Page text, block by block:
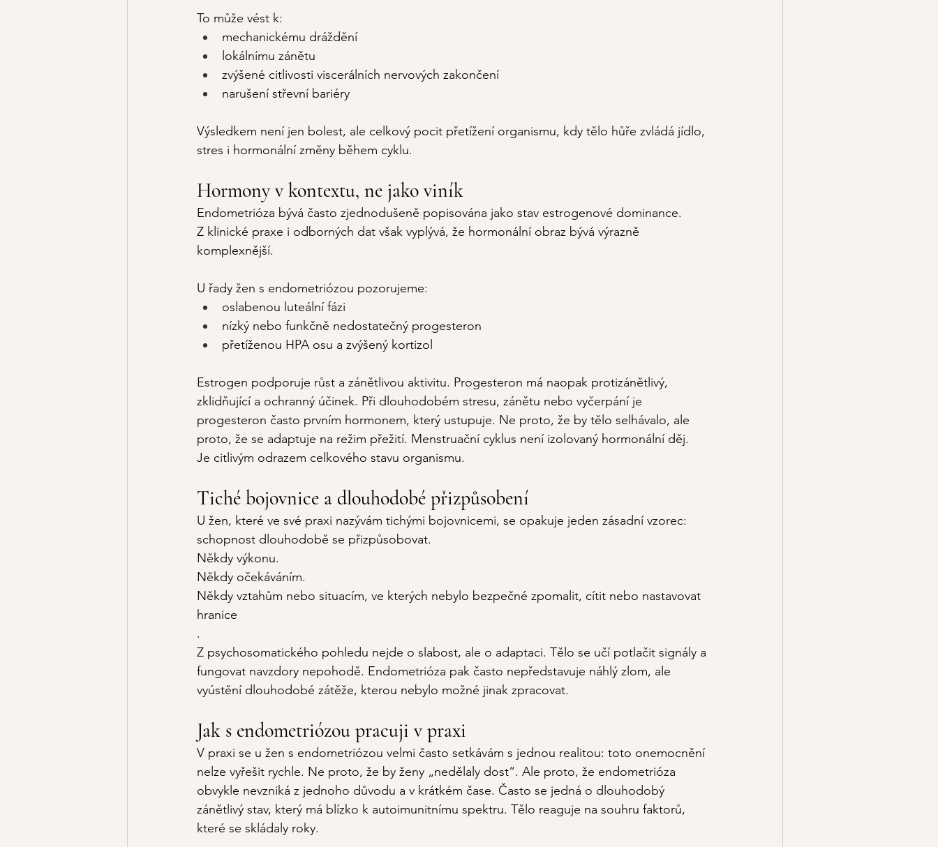
To může vést k:
mechanickému dráždění
lokálnímu zánětu
zvýšené citlivosti viscerálních nervových zakončení
narušení střevní bariéry
Výsledkem není jen bolest, ale celkový pocit přetížení organismu, kdy tělo hůře zvládá jídlo,
stres i hormonální změny během cyklu.
Hormony v kontextu, ne jako viník
Endometrióza bývá často zjednodušeně popisována jako stav estrogenové dominance.
Z klinické praxe i odborných dat však vyplývá, že hormonální obraz bývá výrazně
komplexnější.
U řady žen s endometriózou pozorujeme:
oslabenou luteální fázi
nízký nebo funkčně nedostatečný progesteron
přetíženou HPA osu a zvýšený kortizol
Estrogen podporuje růst a zánětlivou aktivitu. Progesteron má naopak protizánětlivý,
zklidňující a ochranný účinek. Při dlouhodobém stresu, zánětu nebo vyčerpání je
progesteron často prvním hormonem, který ustupuje. Ne proto, že by tělo selhávalo, ale
proto, že se adaptuje na režim přežití. Menstruační cyklus není izolovaný hormonální děj.
Je citlivým odrazem celkového stavu organismu.
Tiché bojovnice a dlouhodobé přizpůsobení
U žen, které ve své praxi nazývám tichými bojovnicemi, se opakuje jeden zásadní vzorec:
schopnost dlouhodobě se přizpůsobovat.
Někdy výkonu.
Někdy očekáváním.
Někdy vztahům nebo situacím, ve kterých nebylo bezpečné zpomalit, cítit nebo nastavovat
hranice
.
Z psychosomatického pohledu nejde o slabost, ale o adaptaci. Tělo se učí potlačit signály a
fungovat navzdory nepohodě. Endometrióza pak často nepředstavuje náhlý zlom, ale
vyústění dlouhodobé zátěže, kterou nebylo možné jinak zpracovat.
Jak s endometriózou pracuji v praxi
V praxi se u žen s endometriózou velmi často setkávám s jednou realitou: toto onemocnění
nelze vyřešit rychle. Ne proto, že by ženy „nedělaly dost“. Ale proto, že endometrióza
obvykle nevzniká z jednoho důvodu a v krátkém čase. Často se jedná o dlouhodobý
zánětlivý stav, který má blízko k autoimunitnímu spektru. Tělo reaguje na souhru faktorů,
které se skládaly roky.